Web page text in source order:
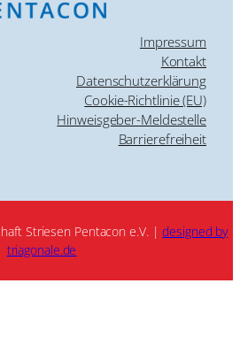
Impressum
Kontakt
Datenschutzerklärung
Cookie-Richtlinie (EU)
Hinweisgeber-Meldestelle
Barrierefreiheit
Striesen Pentacon e.V. |designed by
triagonale.de